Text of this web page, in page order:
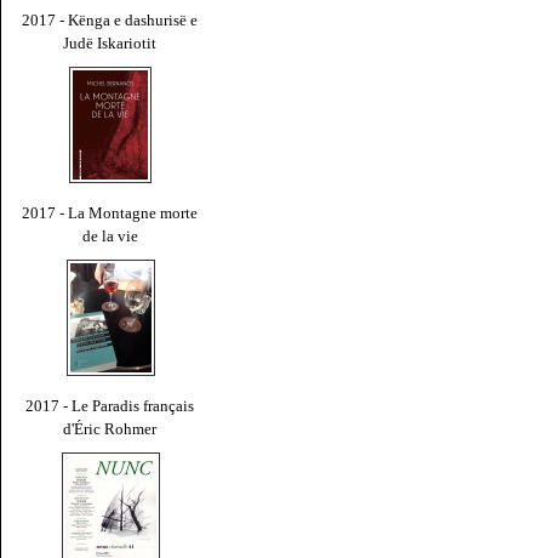
2017 - Kënga e dashurisë e
Judë Iskariotit
2017 - La Montagne morte
de la vie
2017 - Le Paradis français
d'Éric Rohmer